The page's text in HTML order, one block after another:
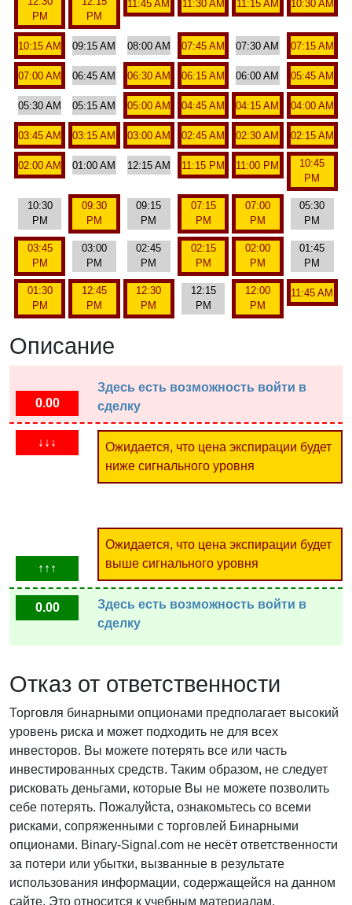
PM
PM
11:45 AM 11:30 AM 11:15 AM 10:30 AM
10:15 AM 09:15 AM 08:00 AM 07:45 AM 07:30 AM 07:15 AM
07:00 AM 06:45 AM 06:30 AM 06:15 AM 06:00 AM 05:45 AM
05:30 AM 05:15 AM 05:00 AM 04:45 AM 04:15 AM 04:00 AM
03:45 AM 03:15 AM 03:00 AM 02:45 AM 02:30 AM 02:15 AM
02:00 AM 01:00 AM 12:15 AM 11:15 PM 11:00 PM
10:45
PM
10:30
PM
09:30
PM
09:15
PM
07:15
PM
07:00
PM
05:30
PM
03:45
PM
03:00
PM
02:45
PM
02:15
PM
02:00
PM
01:45
PM
01:30
PM
12:45
PM
12:30
PM
12:15
PM
12:00
PM
11:45 AM
Описание
0.00
Здесь есть возможность войти в
сделку
↓↓↓
Ожидается, что цена экспирации будет
ниже сигнального уровня
↑↑↑
Ожидается, что цена экспирации будет
выше сигнального уровня
0.00
Здесь есть возможность войти в
сделку
Отказ от ответственности
Торговля бинарными опционами предполагает высокий
уровень риска и может подходить не для всех
инвесторов. Вы можете потерять все или часть
инвестированных средств. Таким образом, не следует
рисковать деньгами, которые Вы не можете позволить
себе потерять. Пожалуйста, ознакомьтесь со всеми
рисками, сопряженными с торговлей Бинарными
опционами. Binary-Signal.com не несёт ответственности
за потери или убытки, вызванные в результате
использования информации, содержащейся на данном
сайте. Это относится к учебным материалам,